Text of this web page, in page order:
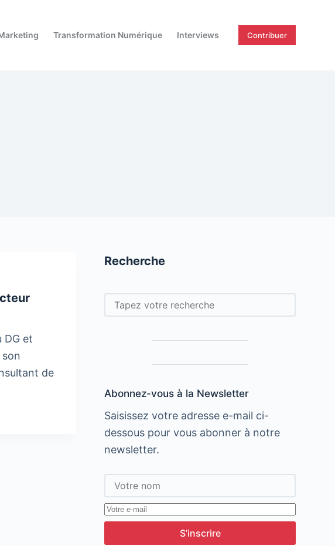
Transformation Numérique Interviews Contribuer
DG et
de
Recherche
Rechercher
Abonnez-vous à la Newsletter
Saisissez votre adresse e-mail ci-
dessous pour vous abonner à notre
newsletter.
S’inscrire